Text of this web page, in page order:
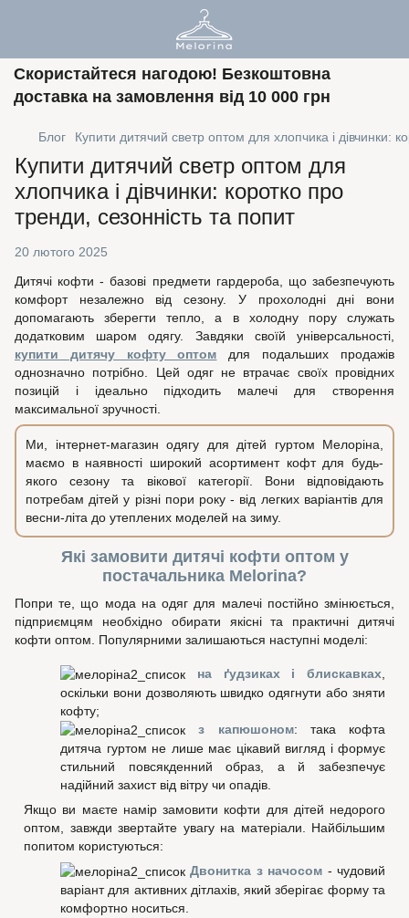
Скористайтеся нагодою! Безкоштовна
доставка на замовлення від 10 000 грн
Блог Купити дитячий светр оптом для хлопчика і дівчинки:
Купити дитячий светр оптом для
хлопчика і дівчинки: коротко про
тренди, сезонність та попит
20 лютого 2025
Дитячі кофти - базові предмети гардероба, що забезпечують
комфорт незалежно від сезону. У прохолодні дні вони
допомагають зберегти тепло, а в холодну пору служать
додатковим шаром одягу. Завдяки своїй універсальності,
купити дитячу кофту оптом для подальших продажів
однозначно потрібно. Цей одяг не втрачає своїх провідних
позицій і ідеально підходить малечі для створення
максимальної зручності.
Ми, інтернет-магазин одягу для дітей гуртом Мелоріна,
маємо в наявності широкий асортимент кофт для будь-
якого сезону та вікової категорії. Вони відповідають
потребам дітей у різні пори року - від легких варіантів для
весни-літа до утеплених моделей на зиму.
Які замовити дитячі кофти оптом у
постачальника Melorina?
Попри те, що мода на одяг для малечі постійно змінюється,
підприємцям необхідно обирати якісні та практичні дитячі
кофти оптом. Популярними залишаються наступні моделі:
на ґудзиках і блискавках
оскільки вони дозволяють швидко одягнути або зняти
кофту;
з капюшоном: така кофта
дитяча гуртом не лише має цікавий вигляд і формує
стильний повсякденний образ, а й забезпечує
надійний захист від вітру чи опадів.
Якщо ви маєте намір замовити кофти для дітей недорого
оптом, завжди звертайте увагу на матеріали. Найбільшим
попитом користуються:
Двонитка з начосом - чудовий
варіант для активних дітлахів, який зберігає форму та
комфортно носиться.